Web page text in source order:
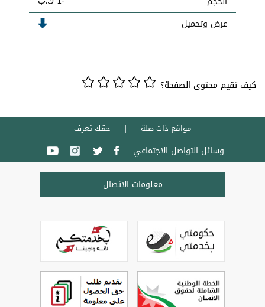
عرض وتحميل
كيف تقيم محتوى الصفحة؟
مواقع ذات صلة حقك تعرف
وسائل التواصل الاجتماعي
معلومات الاتصال